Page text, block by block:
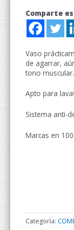
Comparte
Vaso
de agarrar,
tono muscular.
Apto para
Sistema anti-
Marcas en
Categoría: